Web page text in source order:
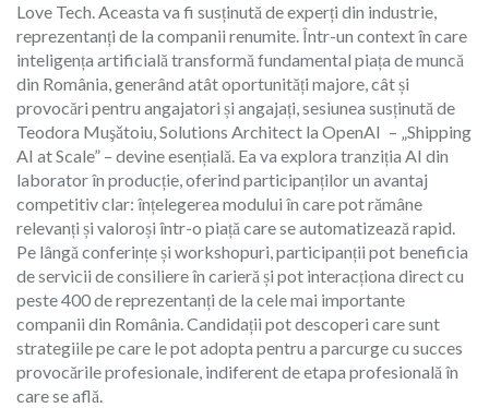
Love Tech. Aceasta va fi susținută de experți din industrie,
reprezentanți de la companii renumite. Într-un context în care
inteligența artificială transformă fundamental piața de muncă
din România, generând atât oportunități majore, cât și
provocări pentru angajatori și angajați, sesiunea susținută de
Teodora Muşǎtoiu, Solutions Architect la OpenAI – „Shipping
AI at Scale” – devine esențială. Ea va explora tranziția AI din
laborator în producție, oferind participanților un avantaj
competitiv clar: înțelegerea modului în care pot rămâne
relevanți și valoroși într-o piață care se automatizează rapid.
Pe lângă conferințe și workshopuri, participanții pot beneficia
de servicii de consiliere în carieră și pot interacționa direct cu
peste 400 de reprezentanți de la cele mai importante
companii din România. Candidații pot descoperi care sunt
strategiile pe care le pot adopta pentru a parcurge cu succes
provocările profesionale, indiferent de etapa profesională în
care se află.